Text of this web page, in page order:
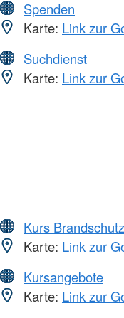
Spenden
Karte: Link zur
Suchdienst
Karte: Link zur
Kurs
Karte: Link zur
Kursangebote
Karte: Link zur